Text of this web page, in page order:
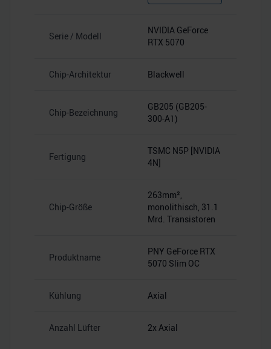
Serie / Modell
NVIDIA GeForce
RTX 5070
Chip-Architektur Blackwell
Chip-Bezeichnung
GB205 (GB205-
300-A1)
Fertigung
TSMC N5P [NVIDIA
4N]
Chip-Größe
263mm²,
monolithisch, 31.1
Mrd. Transistoren
Produktname
PNY GeForce RTX
5070 Slim OC
Kühlung Axial
Anzahl Lüfter 2x Axial